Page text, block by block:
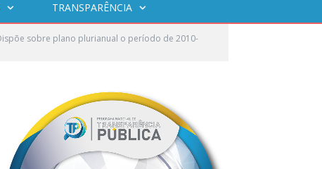
TRANSPARÊNCIA
Dispõe sobre plano plurianual o período de 2010-